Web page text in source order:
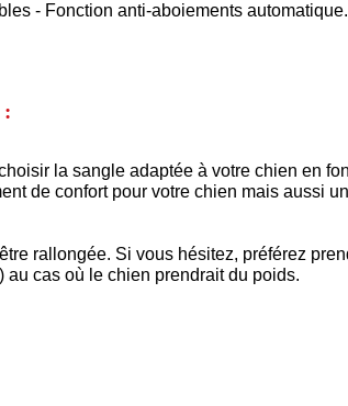
- Fonction anti-aboiements
:
la sangle adaptée à votre chien en
de confort pour votre chien mais aussi
rallongée. Si vous hésitez, préférez
au cas où le chien prendrait du poids.